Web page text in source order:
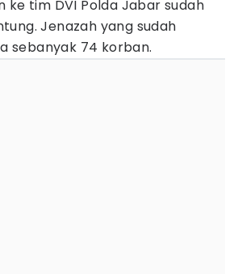
ke tim DVI Polda Jabar sudah
Jenazah yang sudah
sebanyak 74 korban.